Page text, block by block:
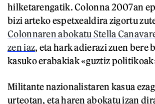
hilketarengatik. Colonna 2007an
bizi arteko espetxealdira zigortu
Colonnaren abokatu Stella
zen iaz, eta hark adierazi zuen bere
kasuko erabakiak «guztiz
Militante nazionalistaren kasua
urteotan, eta haren abokatu izan